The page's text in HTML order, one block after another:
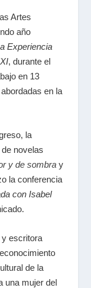
Artes
año
Experiencia
, durante el
en 13
en la
la
novelas
y de sombra y
la conferencia
con Isabel
escritora
de la
una mujer del